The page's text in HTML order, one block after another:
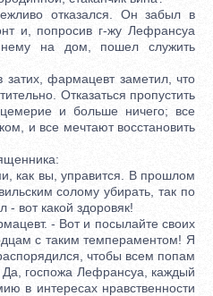
отказался. Он забыл в
и, попросив г-жу Лефрансуа
нему на дом, пошел служить
фармацевт заметил, что
Отказаться пропустить
и больше ничего; все
и все мечтают восстановить
как вы, управится. В прошлом
солому убирать, так по
- вот какой здоровяк!
- Вот и посылайте своих
с таким темпераментом! Я
чтобы всем попам
Да, госпожа Лефрансуа, каждый
в интересах нравственности